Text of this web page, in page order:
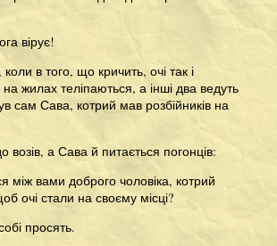
вірує!
в того, що кричить, очі так і
жилах теліпаються, а інші два ведуть
сам Сава, котрий мав розбійників на
а Сава й питається погонців:
між вами доброго чоловіка, котрий
очі стали на своєму місці?
просять.